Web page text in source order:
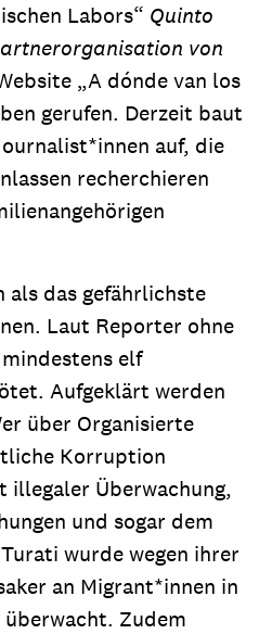
Labors“ Quinto
von
„A dónde van los
gerufen. Derzeit baut
auf, die
recherchieren
als das gefährlichste
Laut Reporter ohne
elf
Aufgeklärt werden
über Organisierte
Korruption
illegaler Überwachung,
und sogar dem
wurde wegen ihrer
an Migrant*innen in
Zudem